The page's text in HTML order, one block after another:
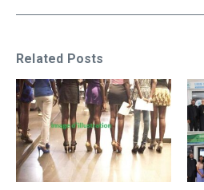
Related Posts